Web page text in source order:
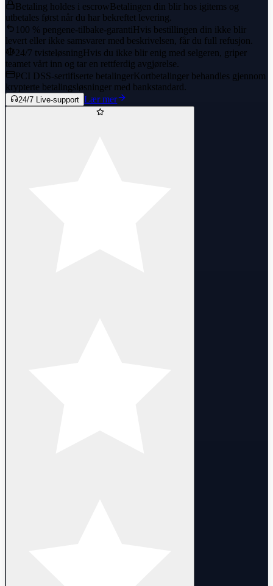
Betaling holdes i escrowBetalingen din blir hos igitems og
utbetales først når du har bekreftet levering.
100 % pengene-tilbake-garantiHvis bestillingen din ikke blir
levert eller ikke samsvarer med beskrivelsen, får du full refusjon.
24/7 tvisteløsningHvis du ikke blir enig med selgeren, griper
teamet vårt inn og tar en rettferdig avgjørelse.
PCI DSS-sertifiserte betalingerKortbetalinger behandles gjennom
krypterte betalingsløsninger med bankstandard.
24/7 Live-support Lær mer